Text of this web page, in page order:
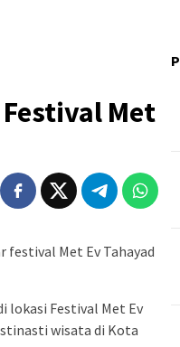
Met
festival Met Ev Tahayad
lokasi Festival Met Ev
wisata di Kota